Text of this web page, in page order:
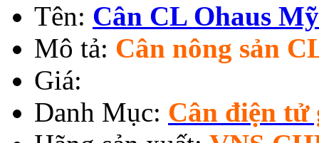
Tên: Cân CL Ohaus Mỹ
Mô tả: Cân nông sản
Giá:
Danh Mục: Cân điện tử